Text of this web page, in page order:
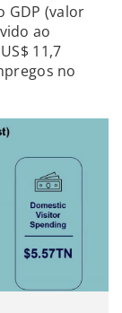
GDP (valor
ao
11,7
no